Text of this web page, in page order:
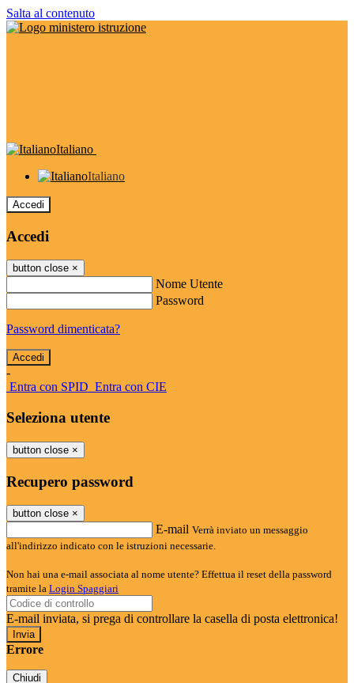
Salta al contenuto
Italiano
Italiano
Accedi
Accedi
button close ×
Nome Utente
Password
Password dimenticata?
-
Entra con SPID Entra con CIE
Seleziona utente
button close ×
Recupero password
button close ×
E-mail Verrà inviato un messaggio
all'indirizzo indicato con le istruzioni necessarie.
Non hai una e-mail associata al nome utente? Effettua il reset della password
tramite la Login Spaggiari
E-mail inviata, si prega di controllare la casella di posta elettronica!
Errore
Chiudi